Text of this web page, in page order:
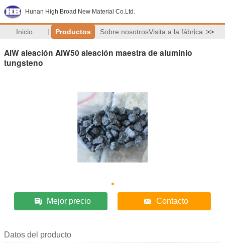
Hunan High Broad New Material Co.Ltd.
Inicio Productos Sobre nosotrosVisita a la fábrica >>
AlW aleación AlW50 aleación maestra de aluminio
tungsteno
Mejor precio Contacto
Datos del producto